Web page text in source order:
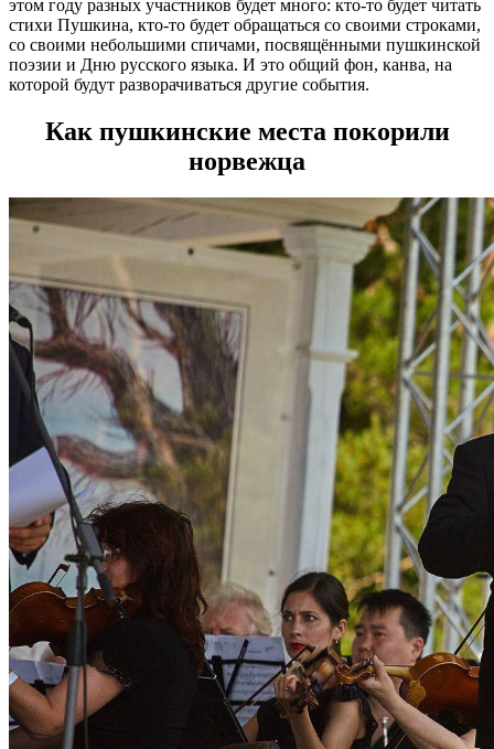
этом году разных участников будет много: кто-то будет читать
стихи Пушкина, кто-то будет обращаться со своими строками,
со своими небольшими спичами, посвящёнными пушкинской
поэзии и Дню русского языка. И это общий фон, канва, на
которой будут разворачиваться другие события.
Как пушкинские места покорили
норвежца